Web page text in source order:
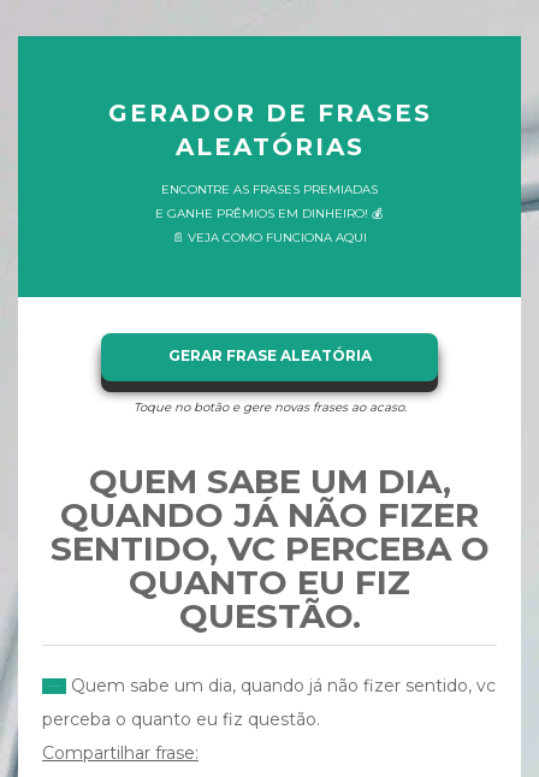
GERADOR DE FRASES
ALEATÓRIAS
ENCONTRE AS FRASES PREMIADAS
E GANHE PRÊMIOS EM DINHEIRO! 💰
📄 VEJA COMO FUNCIONA AQUI
GERAR FRASE ALEATÓRIA
Toque no botão e gere novas frases ao acaso.
QUEM SABE UM DIA,
QUANDO JÁ NÃO FIZER
SENTIDO, VC PERCEBA O
QUANTO EU FIZ
QUESTÃO.
Quem sabe um dia, quando já não fizer sentido, vc
perceba o quanto eu fiz questão.
Compartilhar frase: